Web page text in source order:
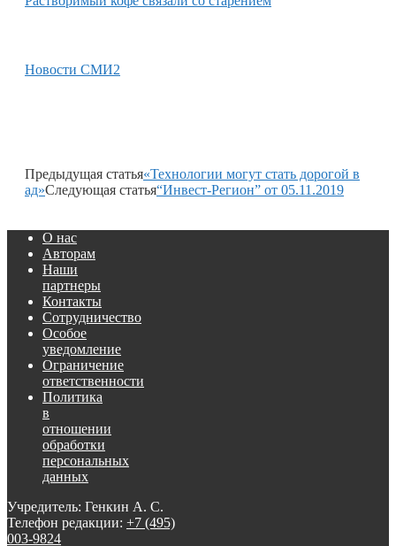
Новости СМИ2
Предыдущая статья«Технологии могут стать дорогой в
ад»Следующая статья“Инвест-Регион” от 05.11.2019
О нас
Авторам
Наши
партнеры
Контакты
Сотрудничество
Особое
уведомление
Ограничение
ответственности
Политика
в
отношении
обработки
персональных
данных
Учредитель: Генкин А. С.
Телефон редакции: +7 (495)
003-9824